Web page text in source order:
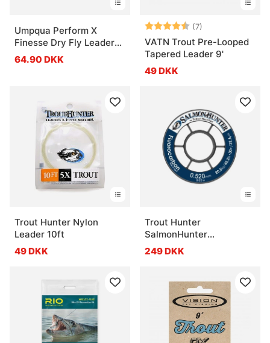
Umpqua Perform X
Finesse Dry Fly Leader
13ft
64.90 DKK
Vurdering: (7)
VATN Trout Pre-Looped
Tapered Leader 9'
49 DKK
Trout Hunter Nylon
Leader 10ft
49 DKK
Trout Hunter
SalmonHunter
Fluorocarbon Tippet
Material
249 DKK